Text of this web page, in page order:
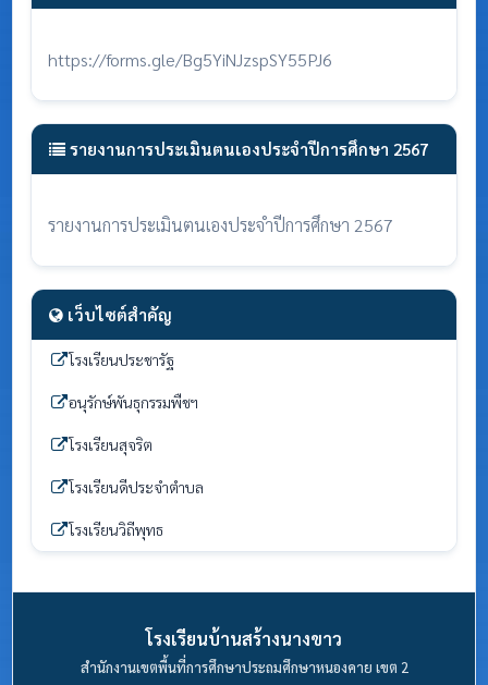
https://forms.gle/Bg5YiNJzspSY55PJ6
รายงานการประเมินตนเองประจำปีการศึกษา 2567
รายงานการประเมินตนเองประจำปีการศึกษา 2567
เว็บไซต์สำคัญ
โรงเรียนประชารัฐ
อนุรักษ์พันธุกรรมพืชฯ
โรงเรียนสุจริต
โรงเรียนดีประจำตำบล
โรงเรียนวิถีพุทธ
โรงเรียนบ้านสร้างนางขาว
สำนักงานเขตพื้นที่การศึกษาประถมศึกษาหนองคาย เขต 2